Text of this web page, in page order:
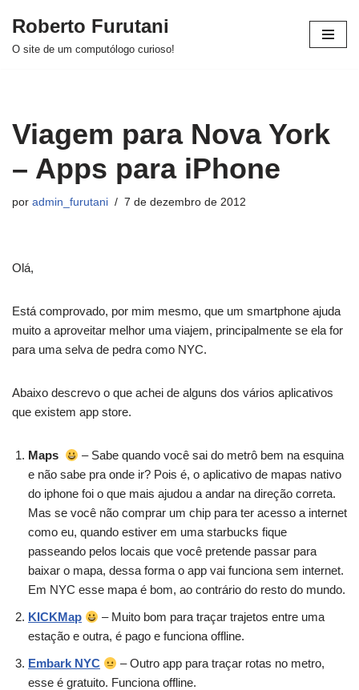
Pular
Roberto Furutani
O site de um computólogo curioso!
Viagem para Nova York
– Apps para iPhone
por admin_furutani 7 de dezembro de 2012
Olá,
Está comprovado, por mim mesmo, que um smartphone ajuda
muito a aproveitar melhor uma viajem, principalmente se ela for
para uma selva de pedra como NYC.
Abaixo descrevo o que achei de alguns dos vários aplicativos
que existem app store.
Maps
– Sabe quando você sai do metrô bem na esquina
e não sabe pra onde ir? Pois é, o aplicativo de mapas nativo
do iphone foi o que mais ajudou a andar na direção correta.
Mas se você não comprar um chip para ter acesso a internet
como eu, quando estiver em uma starbucks fique
passeando pelos locais que você pretende passar para
baixar o mapa, dessa forma o app vai funciona sem internet.
Em NYC esse mapa é bom, ao contrário do resto do mundo.
KICKMap
– Muito bom para traçar trajetos entre uma
estação e outra, é pago e funciona offline.
Embark NYC
– Outro app para traçar rotas no metro,
esse é gratuito. Funciona offline.